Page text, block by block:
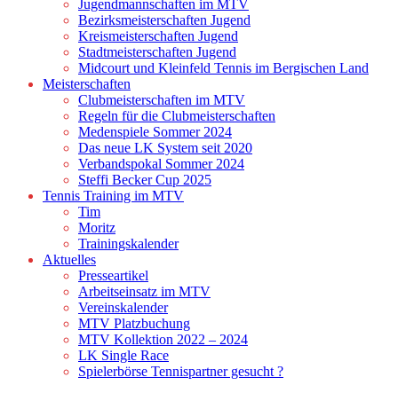
Jugendmannschaften im MTV
Bezirksmeisterschaften Jugend
Kreismeisterschaften Jugend
Stadtmeisterschaften Jugend
Midcourt und Kleinfeld Tennis im Bergischen Land
Meisterschaften
Clubmeisterschaften im MTV
Regeln für die Clubmeisterschaften
Medenspiele Sommer 2024
Das neue LK System seit 2020
Verbandspokal Sommer 2024
Steffi Becker Cup 2025
Tennis Training im MTV
Tim
Moritz
Trainingskalender
Aktuelles
Presseartikel
Arbeitseinsatz im MTV
Vereinskalender
MTV Platzbuchung
MTV Kollektion 2022 – 2024
LK Single Race
Spielerbörse Tennispartner gesucht ?